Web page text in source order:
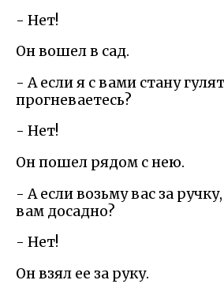
- Нет!
Он вошел в сад.
- А если я с вами стану
прогневаетесь?
- Нет!
Он пошел рядом с нею.
- А если возьму вас за
вам досадно?
- Нет!
Он взял ее за руку.